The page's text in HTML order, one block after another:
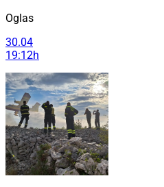
Oglas
30.04
19:12h